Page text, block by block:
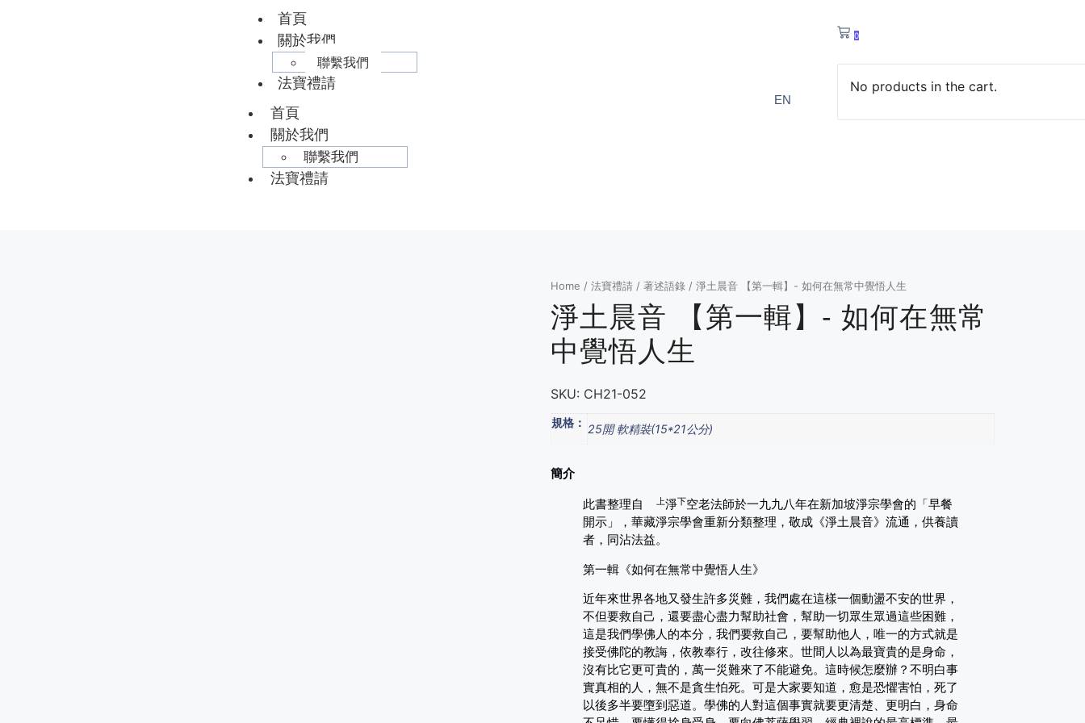
首頁
關於我們
聯繫我們
法寶禮請
首頁
關於我們
聯繫我們
法寶禮請
EN
0
No products in the cart.
Home / 法寶禮請 / 著述語錄 / 淨土晨音 【第一輯】- 如何在無常中覺悟人生
淨土晨音 【第一輯】- 如何在無常
中覺悟人生
SKU: CH21-052
Category: 著述語錄
規格： 25開 軟精裝(15*21公分)
簡介
此書整理自 上淨下空老法師於一九九八年在新加坡淨宗學會的「早餐
開示」，華藏淨宗學會重新分類整理，敬成《淨土晨音》流通，供養讀
者，同沾法益。
第一輯《如何在無常中覺悟人生》
近年來世界各地又發生許多災難，我們處在這樣一個動盪不安的世界，
不但要救自己，還要盡心盡力幫助社會，幫助一切眾生眾過這些困難，
這是我們學佛人的本分，我們要救自己，要幫助他人，唯一的方式就是
接受佛陀的教誨，依教奉行，改往修來。世間人以為最寶貴的是身命，
沒有比它更可貴的，萬一災難來了不能避免。這時候怎麼辦？不明白事
實真相的人，無不是貪生怕死。可是大家要知道，愈是恐懼害怕，死了
以後多半要墮到惡道。學佛的人對這個事實就要更清楚、更明白，身命